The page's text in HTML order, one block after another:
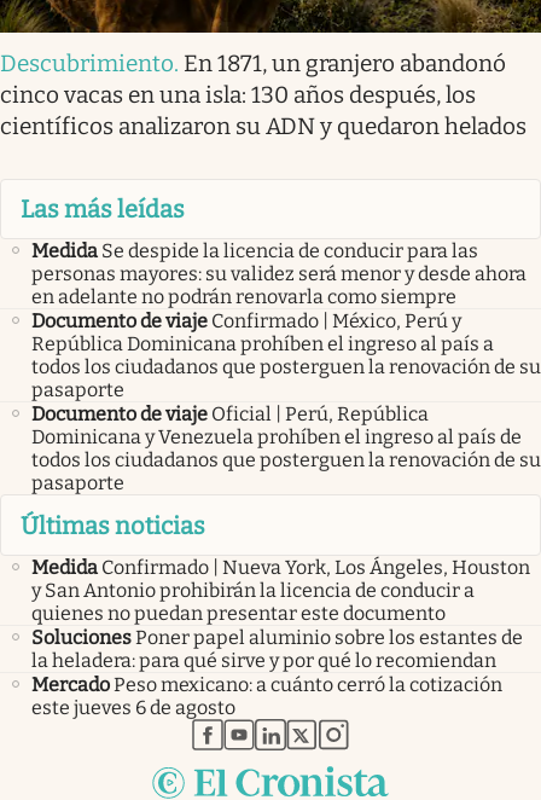
Descubrimiento. En 1871, un granjero abandonó
cinco vacas en una isla: 130 años después, los
científicos analizaron su ADN y quedaron helados
Las más leídas
Medida Se despide la licencia de conducir para las
personas mayores: su validez será menor y desde ahora
en adelante no podrán renovarla como siempre
Documento de viaje Confirmado | México, Perú y
República Dominicana prohíben el ingreso al país a
todos los ciudadanos que posterguen la renovación de su
pasaporte
Documento de viaje Oficial | Perú, República
Dominicana y Venezuela prohíben el ingreso al país de
todos los ciudadanos que posterguen la renovación de su
pasaporte
Últimas noticias
Medida Confirmado | Nueva York, Los Ángeles, Houston
y San Antonio prohibirán la licencia de conducir a
quienes no puedan presentar este documento
SolucionesPoner papel aluminio sobre los estantes de
la heladera: para qué sirve y por qué lo recomiendan
MercadoPeso mexicano: a cuánto cerró la cotización
este jueves 6 de agosto
abre en nueva pestaña
abre en nueva pestaña
abre en nueva pestaña
abre en nueva pestaña
abre en nueva pestaña